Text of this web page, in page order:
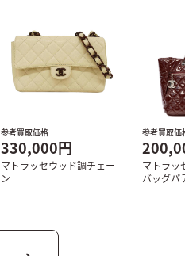
参考買取価格
330,000円
マトラッセウッド調チェー
ン
参考買取価
マトラッ
バッグパ